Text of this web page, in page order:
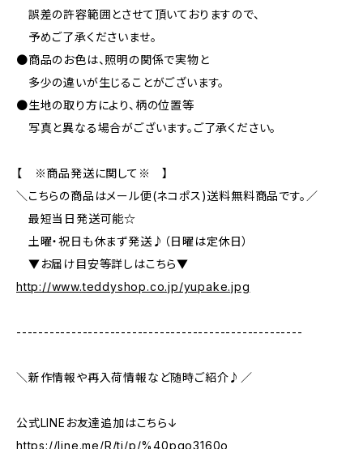
誤差の許容範囲とさせて頂いておりますので、
予めご了承くださいませ。
●商品のお色は、照明の関係で実物と
多少の違いが生じることがございます。
●生地の取り方により、柄の位置等
写真と異なる場合がございます。ご了承ください。
【 ※商品発送に関して※ 】
＼こちらの商品はメール便(ネコポス)送料無料商品です。／
最短当日発送可能☆
土曜・祝日も休まず発送♪（日曜は定休日）
▼お届け目安等詳しはこちら▼
http://www.teddyshop.co.jp/yupake.jpg
----------------------------------------------------
＼新作情報や再入荷情報など随時ご紹介♪／
公式LINEお友達追加はこちら↓
https://line.me/R/ti/p/%40pqo3160o